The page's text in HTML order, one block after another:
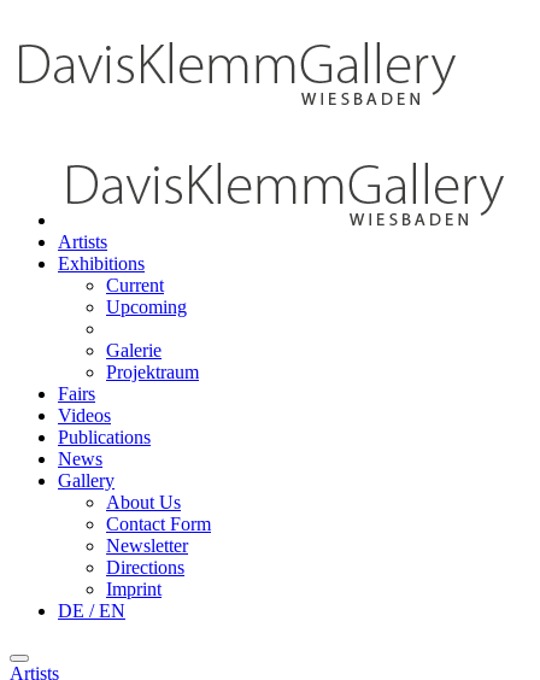
Artists
Exhibitions
Current
Upcoming
Galerie
Projektraum
Fairs
Videos
Publications
News
Gallery
About Us
Contact Form
Newsletter
Directions
Imprint
DE / EN
Artists